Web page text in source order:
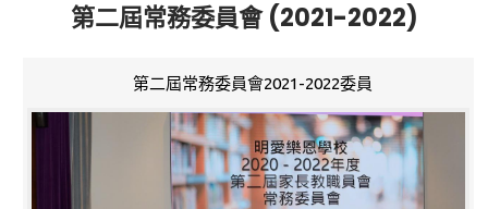
第二屆常務委員會 (2021-2022)
第二屆常務委員會2021-2022委員